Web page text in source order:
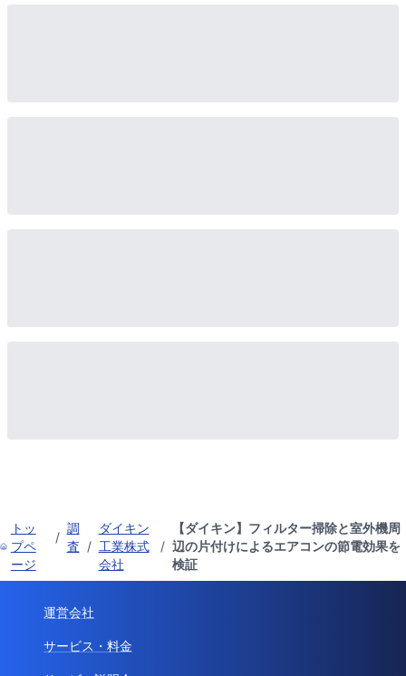
トッ
プペ
ージ
/
調
査 /
ダイキン
工業株式
会社
/
【ダイキン】フィルター掃除と室外機周
辺の片付けによるエアコンの節電効果を
検証
運営会社
サービス・料金